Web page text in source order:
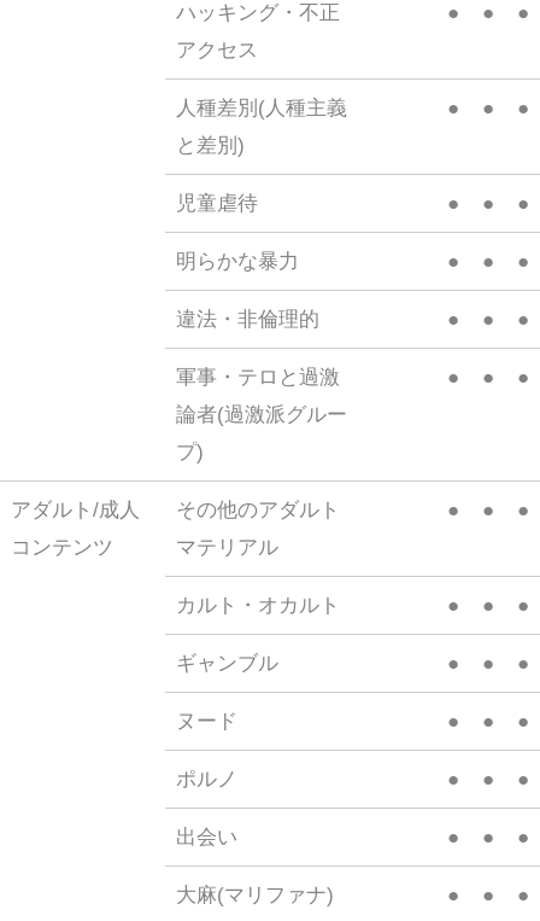
ハッキング・不正
アクセス
● ● ●
人種差別(人種主義
と差別)
● ● ●
児童虐待 ● ● ●
明らかな暴力 ● ● ●
違法・非倫理的 ● ● ●
軍事・テロと過激
論者(過激派グルー
プ)
● ● ●
アダルト/成人
コンテンツ
その他のアダルト
マテリアル
● ● ●
カルト・オカルト ● ● ●
ギャンブル ● ● ●
ヌード ● ● ●
ポルノ ● ● ●
出会い ● ● ●
大麻(マリファナ) ● ● ●